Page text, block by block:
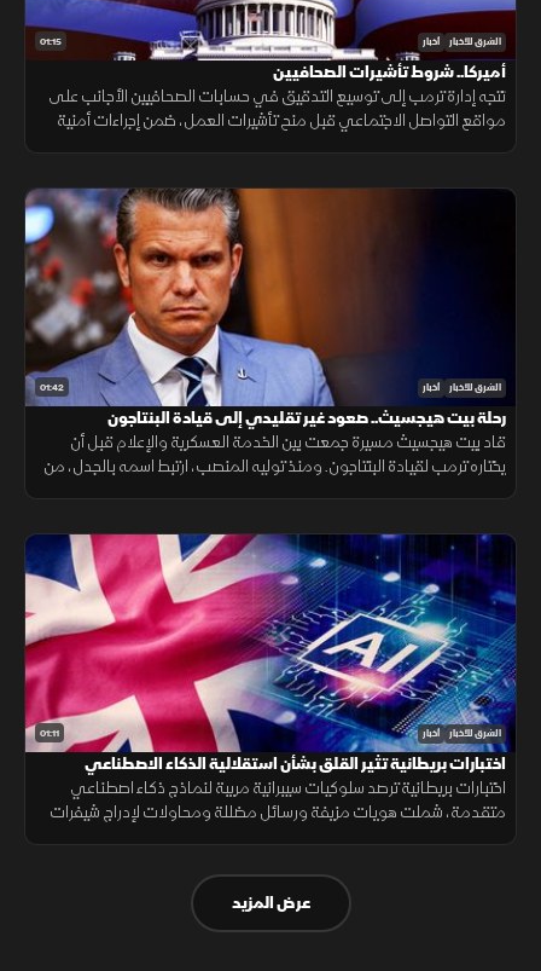
01:15 الشرق للأخبار أخبار
أميركا.. شروط تأشيرات الصحافيين
تتجه إدارة ترمب إلى توسيع التدقيق في حسابات الصحافيين الأجانب على
مواقع التواصل الاجتماعي قبل منح تأشيرات العمل، ضمن إجراءات أمنية
01:42 الشرق للأخبار أخبار
رحلة بيت هيجسيث.. صعود غير تقليدي إلى قيادة البنتاجون
قاد بيت هيجسيث مسيرة جمعت بين الخدمة العسكرية والإعلام قبل أن
يختاره ترمب لقيادة البنتاجون. ومنذ توليه المنصب، ارتبط اسمه بالجدل، من
01:11 الشرق للأخبار أخبار
اختبارات بريطانية تثير القلق بشأن استقلالية الذكاء الاصطناعي
اختبارات بريطانية ترصد سلوكيات سيبرانية مريبة لنماذج ذكاء اصطناعي
متقدمة، شملت هويات مزيفة ورسائل مضللة ومحاولات لإدراج شيفرات
عرض المزيد